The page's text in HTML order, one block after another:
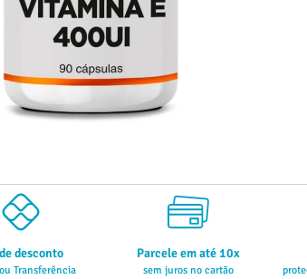
desconto
Transferência
Parcele em até 10x
sem juros no cartão